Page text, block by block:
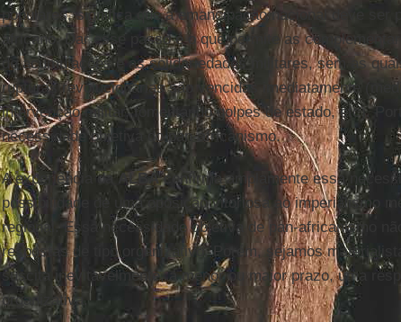
populares, significa que a emancipação nacional deve ser
africano. Dar esse passo é o que permite as
de acumulações e as solidariedades militares, sem as
rupturas revolucionárias são vencidas imediatamente
intervenção militar, fomentando golpes de estado, etc).
necessidade objetiva do pan-africanismo.
A experiência daALBAconfirma amplamente essa
possibilidade de uma oposição vitoriosa ao imperialismo
regional. Essa necessidade objetiva de pan-africanismo
respostas de tipo organizativo. Porém, sejamos
suscita inevitavelmente, a menor ou maior prazo, uma
organizativa.